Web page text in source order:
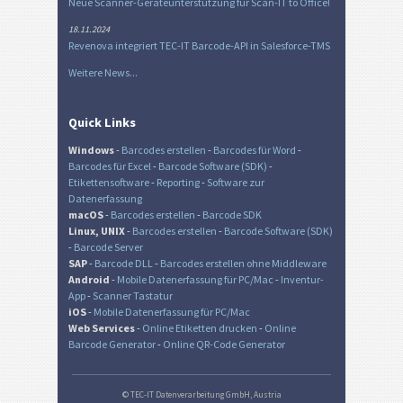
18.11.2024
Revenova integriert TEC-IT Barcode-API in Salesforce-TMS
Weitere News...
Quick Links
Windows- Barcodes erstellen - Barcodes für Word -
Barcodes für Excel- Barcode Software (SDK) -
Etikettensoftware- Reporting- Software zur
Datenerfassung
macOS- Barcodes erstellen - Barcode SDK
Linux, UNIX- Barcodes erstellen - Barcode Software (SDK)
- Barcode Server
SAP- Barcode DLL- Barcodes erstellen ohne Middleware
Android - Mobile Datenerfassung für PC/Mac - Inventur-
App- Scanner Tastatur
iOS- Mobile Datenerfassung für PC/Mac
Web Services- Online Etiketten drucken - Online
Barcode Generator- Online QR-Code Generator
© TEC-IT Datenverarbeitung GmbH, Austria